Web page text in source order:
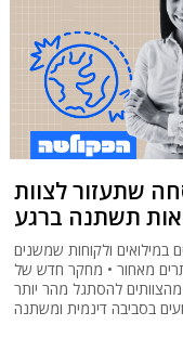
שתעזור לצוות
תשתנה ברגע
במילואים ולקוחות שמשנים
מאחור • מחקר חדש של
להסתגל מהר יותר
בסביבה דינמית ומשתנה